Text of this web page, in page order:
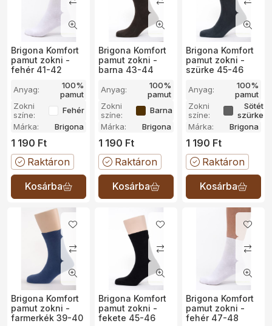
Brigona Komfort
pamut zokni -
fehér 41-42
Anyag:
100%
pamut
Zokni
színe:
Fehér
Márka:
Brigona
1 190 Ft
Raktáron
Brigona Komfort
pamut zokni -
barna 43-44
Anyag:
100%
pamut
Zokni
színe:
Barna
Márka:
Brigona
1 190 Ft
Raktáron
Brigona Komfort
pamut zokni -
szürke 45-46
Anyag:
100%
pamut
Zokni
színe:
Sötét
szürke
Márka:
Brigona
1 190 Ft
Raktáron
Brigona Komfort
pamut zokni -
farmerkék 39-40
Brigona Komfort
pamut zokni -
fekete 45-46
Brigona Komfort
pamut zokni -
fehér 47-48